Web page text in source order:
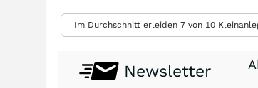
Im Durchschnitt erleiden 7 von 10
Newsletter